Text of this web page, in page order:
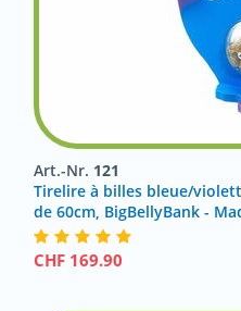
Art.-Nr. 121
Tirelire à billes bleue/
de 60cm, BigBellyBank -
CHF 169.90